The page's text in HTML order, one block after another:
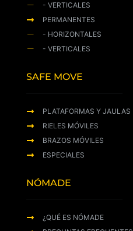
- VERTICALES
PERMANENTES
- HORIZONTALES
- VERTICALES
SAFE MOVE
PLATAFORMAS Y JAULAS
RIELES MÓVILES
BRAZOS MÓVILES
ESPECIALES
NÓMADE
¿QUÉ ES NÓMADE